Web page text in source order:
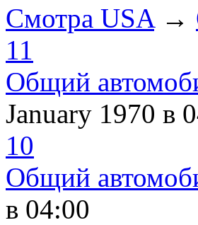
Смотра USA→
11
Общий
January 1970 в
10
Общий
в 04:00